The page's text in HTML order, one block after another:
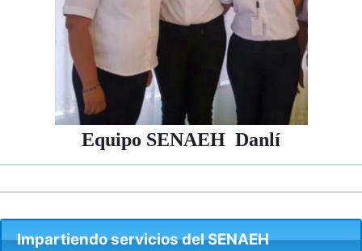
Equipo SENAEH Danlí
Impartiendo servicios del SENAEH